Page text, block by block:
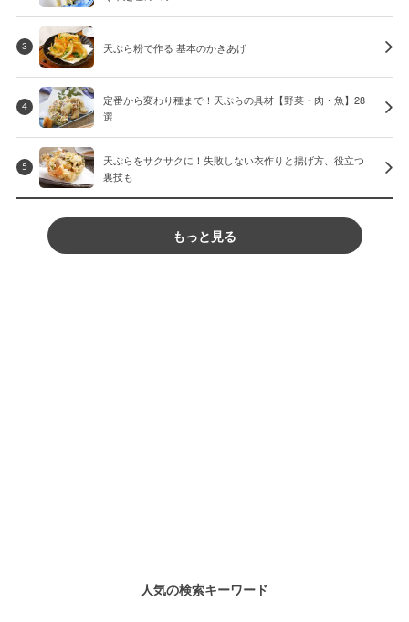
3 天ぷら粉で作る 基本のかきあげ
4
定番から変わり種まで！天ぷらの具材【野菜・肉・魚】28
選
5
天ぷらをサクサクに！失敗しない衣作りと揚げ方、役立つ
裏技も
もっと見る
人気の検索キーワード